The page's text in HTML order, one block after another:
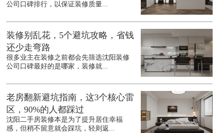
公司口碑排行，以保证装修质量...
装修别乱花，5个避坑攻略，省钱
还少走弯路
很多业主在装修之前都会先筛选沈阳装修
公司口碑最好的是哪家，装修就...
老房翻新避坑指南，这3个核心雷
区，90%的人都踩过
沈阳二手房装修本是为了提升居住幸福
感，但稍不留意就会踩坑，轻则返...